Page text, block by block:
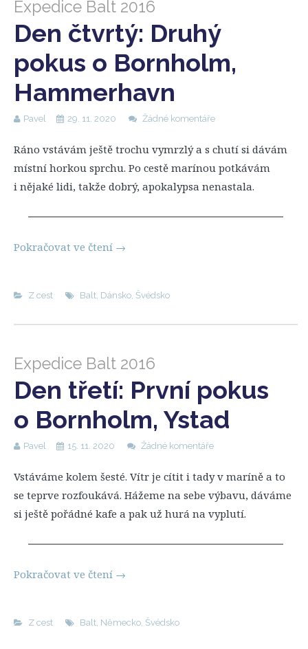
Expedice Balt 2016
Den čtvrtý: Druhý
pokus o Bornholm,
Hammerhavn
Pavel 29. 11. 2020 Žádné komentáře
Ráno vstávám ještě trochu vymrzlý a s chutí si dávám
místní horkou sprchu. Po cestě marínou potkávám
i nějaké lidi, takže dobrý, apokalypsa nenastala.
Pokračovat ve čtení →
Z cest Balt, Dánsko, Švédsko
Expedice Balt 2016
Den třetí: První pokus
o Bornholm, Ystad
Pavel 15. 11. 2020 Žádné komentáře
Vstáváme kolem šesté. Vítr je cítit i tady v maríně a to
se teprve rozfoukává. Hážeme na sebe výbavu, dáváme
si ještě pořádné kafe a pak už hurá na vyplutí.
Pokračovat ve čtení →
Z cest Balt, Německo, Švédsko